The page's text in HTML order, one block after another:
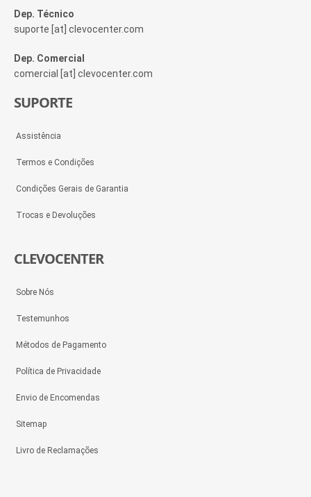
Dep. Técnico
suporte [at] clevocenter.com
Dep. Comercial
comercial [at] clevocenter.com
SUPORTE
Assistência
Termos e Condições
Condições Gerais de Garantia
Trocas e Devoluções
CLEVOCENTER
Sobre Nós
Testemunhos
Métodos de Pagamento
Política de Privacidade
Envio de Encomendas
Sitemap
Livro de Reclamações